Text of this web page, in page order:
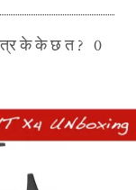
के के छ त ? 0